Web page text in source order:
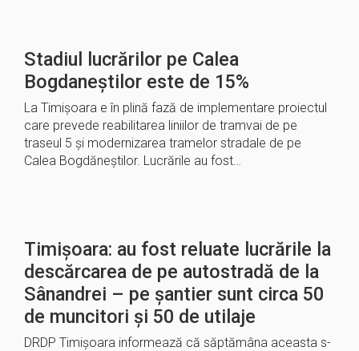
Stadiul lucrărilor pe Calea
Bogdaneștilor este de 15%
La Timișoara e în plină fază de implementare proiectul
care prevede reabilitarea liniilor de tramvai de pe
traseul 5 și modernizarea tramelor stradale de pe
Calea Bogdăneștilor. Lucrările au fost…
Timișoara: au fost reluate lucrările la
descărcarea de pe autostradă de la
Sânandrei – pe șantier sunt circa 50
de muncitori și 50 de utilaje
DRDP Timișoara informează că săptămâna aceasta s-